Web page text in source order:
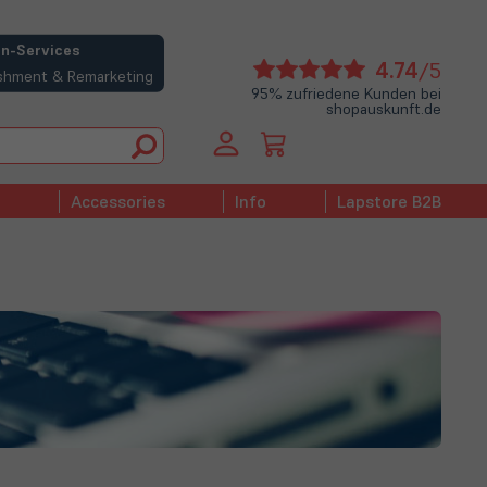
Services
& Remarketing 4.74/5
95% zufriedene Kunden bei
shopauskunft.de
Accessories Info Lapstore B2B